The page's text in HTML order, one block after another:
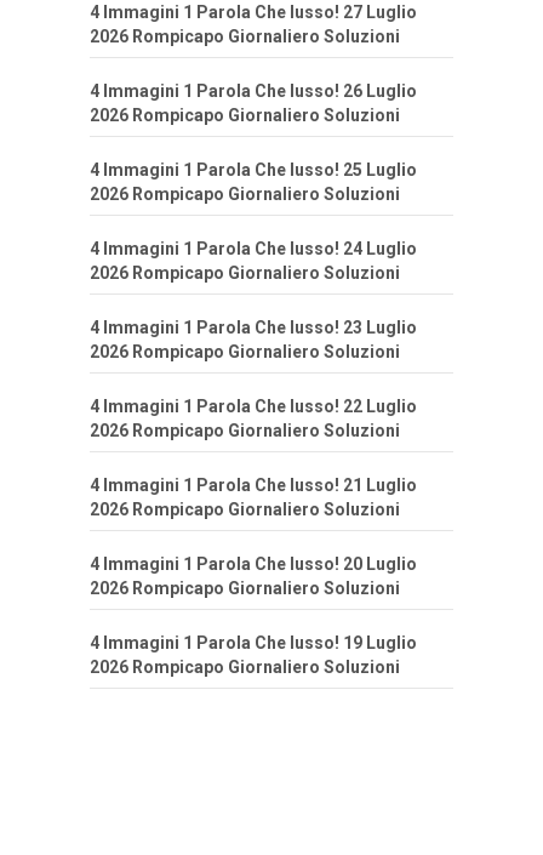
4 Immagini 1 Parola Che lusso! 27 Luglio
2026 Rompicapo Giornaliero Soluzioni
4 Immagini 1 Parola Che lusso! 26 Luglio
2026 Rompicapo Giornaliero Soluzioni
4 Immagini 1 Parola Che lusso! 25 Luglio
2026 Rompicapo Giornaliero Soluzioni
4 Immagini 1 Parola Che lusso! 24 Luglio
2026 Rompicapo Giornaliero Soluzioni
4 Immagini 1 Parola Che lusso! 23 Luglio
2026 Rompicapo Giornaliero Soluzioni
4 Immagini 1 Parola Che lusso! 22 Luglio
2026 Rompicapo Giornaliero Soluzioni
4 Immagini 1 Parola Che lusso! 21 Luglio
2026 Rompicapo Giornaliero Soluzioni
4 Immagini 1 Parola Che lusso! 20 Luglio
2026 Rompicapo Giornaliero Soluzioni
4 Immagini 1 Parola Che lusso! 19 Luglio
2026 Rompicapo Giornaliero Soluzioni